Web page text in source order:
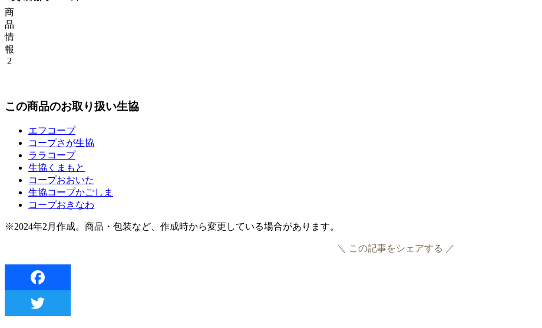
商
品
情
報
2
この商品のお取り扱い生協
エフコープ
コープさが生協
ララコープ
生協くまもと
コープおおいた
生協コープかごしま
コープおきなわ
※2024年2月作成。商品・包装など、作成時から変更している場合があります。
＼ この記事をシェアする ／